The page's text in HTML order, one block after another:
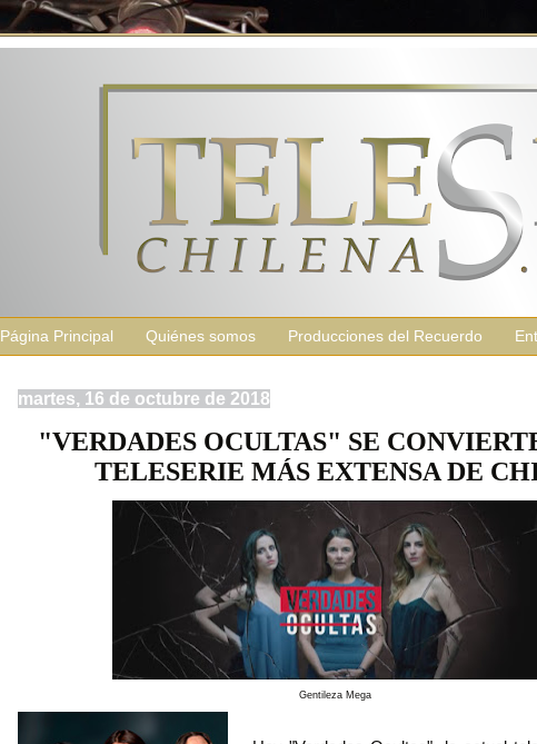
Página Principal Quiénes somos Producciones del Recuerdo
martes, 16 de octubre de 2018
"VERDADES OCULTAS" SE
TELESERIE MÁS EXTENSA DE
Gentileza Mega